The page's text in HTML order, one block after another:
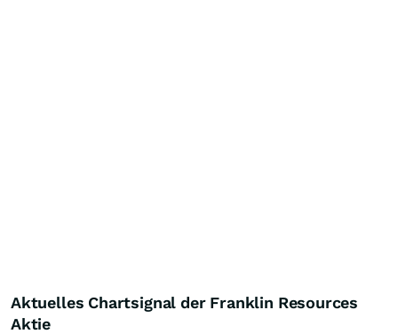
Aktuelles Chartsignal der Franklin Resources
Aktie